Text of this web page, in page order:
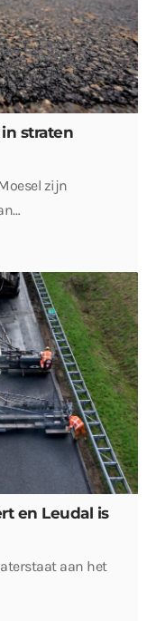
straten
zijn
en Leudal is
aan het